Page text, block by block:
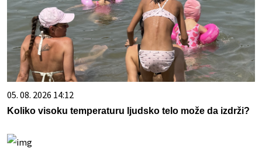
05. 08. 2026 14:12
Koliko visoku temperaturu ljudsko telo može da izdrži?